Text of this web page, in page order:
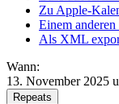
Zu Apple-
Einem
Als XML
Wann:
13. November 2025
Repeats